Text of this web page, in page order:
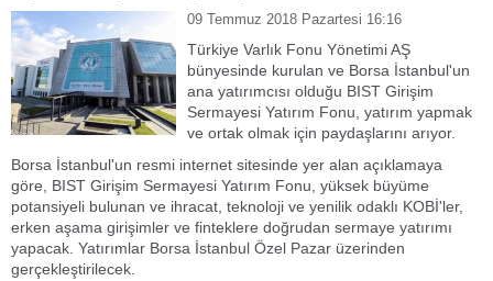
09 Temmuz 2018 Pazartesi 16:16
Türkiye Varlık Fonu Yönetimi AŞ
bünyesinde kurulan ve Borsa İstanbul'un
ana yatırımcısı olduğu BIST Girişim
Sermayesi Yatırım Fonu, yatırım yapmak
ve ortak olmak için paydaşlarını arıyor.
Borsa İstanbul'un resmi internet sitesinde yer alan açıklamaya
göre, BIST Girişim Sermayesi Yatırım Fonu, yüksek büyüme
potansiyeli bulunan ve ihracat, teknoloji ve yenilik odaklı KOBİ'ler,
erken aşama girişimler ve finteklere doğrudan sermaye yatırımı
yapacak. Yatırımlar Borsa İstanbul Özel Pazar üzerinden
gerçekleştirilecek.